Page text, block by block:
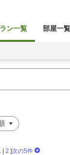
ン一覧 部屋一覧
2 ]次の5件